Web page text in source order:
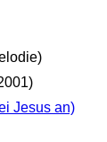
Jesus an)